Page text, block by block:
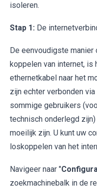
isoleren.
Stap 1: De
De eenvoudigste
koppelen van internet, is
ethernetkabel naar het
zijn echter verbonden
sommige gebruikers
technisch onderlegd
moeilijk zijn. U kunt uw
loskoppelen van het
Navigeer naar "
zoekmachinebalk in de